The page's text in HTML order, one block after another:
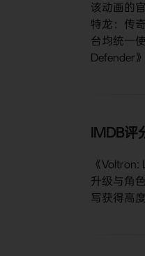
该动画的
特龙：传
台均统一
Defender
IMDB评
《
升级与角
写获得高